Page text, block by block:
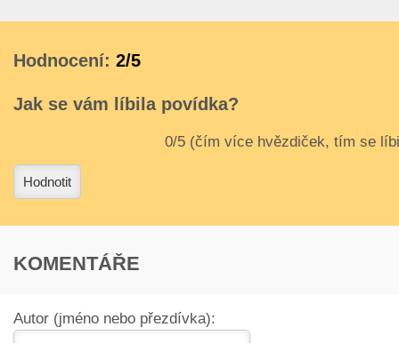
Hodnocení: 2/5
Jak se vám líbila povídka?
Hodnotit
KOMENTÁŘE
Autor (jméno nebo přezdívka):